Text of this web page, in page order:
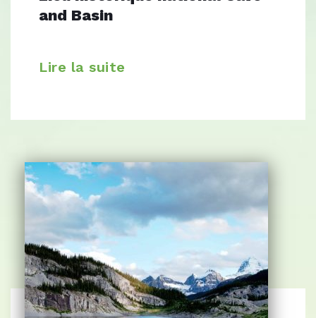
and Basin
Lire la suite